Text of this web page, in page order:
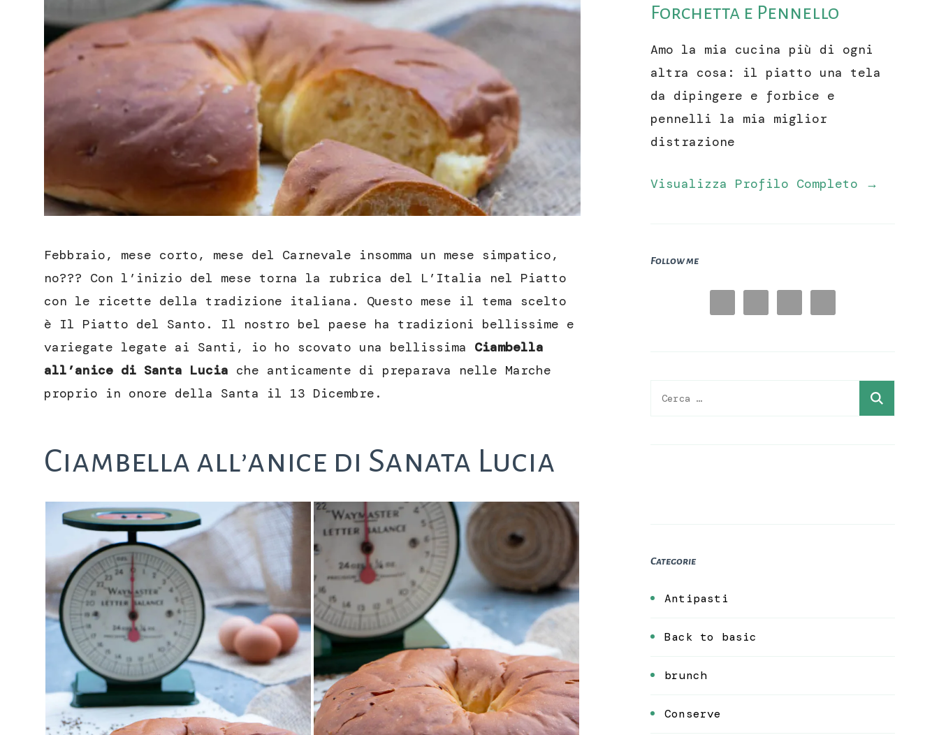
Febbraio, mese corto, mese del Carnevale insomma un mese simpatico,
no??? Con l’inizio del mese torna la rubrica del L’Italia nel Piatto
con le ricette della tradizione italiana. Questo mese il tema scelto
è Il Piatto del Santo. Il nostro bel paese ha tradizioni bellissime e
variegate legate ai Santi, io ho scovato una bellissima Ciambella
all’anice di Santa Lucia che anticamente di preparava nelle Marche
proprio in onore della Santa il 13 Dicembre.
Ciambella all’anice di Sanata Lucia
Forchetta e Pennello
Amo la mia cucina più di ogni
altra cosa: il piatto una tela
da dipingere e forbice e
pennelli la mia miglior
distrazione
Visualizza Profilo Completo →
Follow me
Ricerca
Categorie
Antipasti
Back to basic
brunch
Conserve